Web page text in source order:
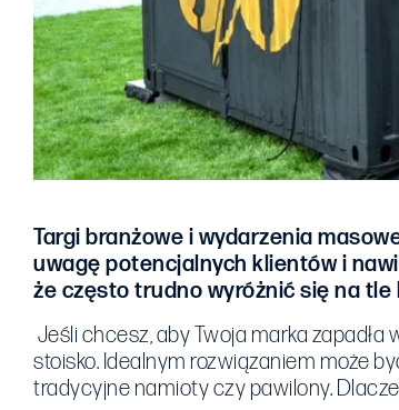
Targi branżowe i wydarzenia
uwagę potencjalnych klientów i
że często trudno wyróżnić się na tle
Jeśli chcesz, aby Twoja marka
stoisko. Idealnym rozwiązaniem może
tradycyjne namioty czy pawilony.